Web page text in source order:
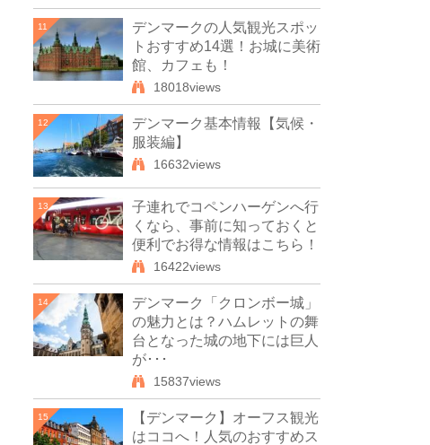
11
デンマークの人気観光スポッ
トおすすめ14選！お城に美術
館、カフェも！
18018views
12
デンマーク基本情報【気候・
服装編】
16632views
13
子連れでコペンハーゲンへ行
くなら、事前に知っておくと
便利でお得な情報はこちら！
16422views
14
デンマーク「クロンボー城」
の魅力とは？ハムレットの舞
台となった城の地下には巨人
が･･･
15837views
15
【デンマーク】オーフス観光
はココへ！人気のおすすめス